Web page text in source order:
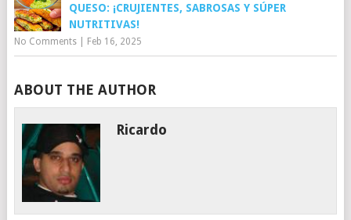
QUESO: ¡CRUJIENTES, SABROSAS Y SÚPER
NUTRITIVAS!
No Comments| Feb 16, 2025
ABOUT THE AUTHOR
Ricardo